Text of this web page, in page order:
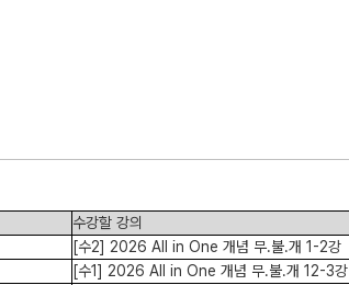
수강할 강의
[수2] 2026 All in One 개념 무.불.개 1-2강
[수1] 2026 All in One 개념 무.불.개 12-3강